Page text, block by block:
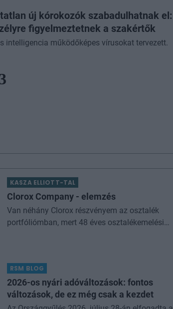
új kórokozók szabadulhatnak el:
figyelmeztetnek a szakértők
intelligencia működőképes vírusokat tervezett.
KASZA ELLIOTT-TAL
Clorox Company - elemzés
Van néhány Clorox részvényem az osztalék
portfóliómban, mert 48 éves osztalékemelési
RSM BLOG
2026-os nyári adóváltozások: fontos
változások, de ez még csak a kezdet